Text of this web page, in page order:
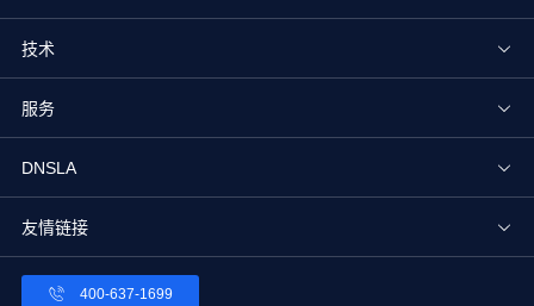
技术
服务
DNSLA
友情链接
400-637-1699